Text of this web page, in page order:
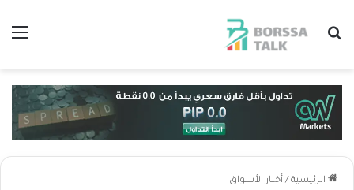
بحث عن
الرئيسية / أخبار الأسواق